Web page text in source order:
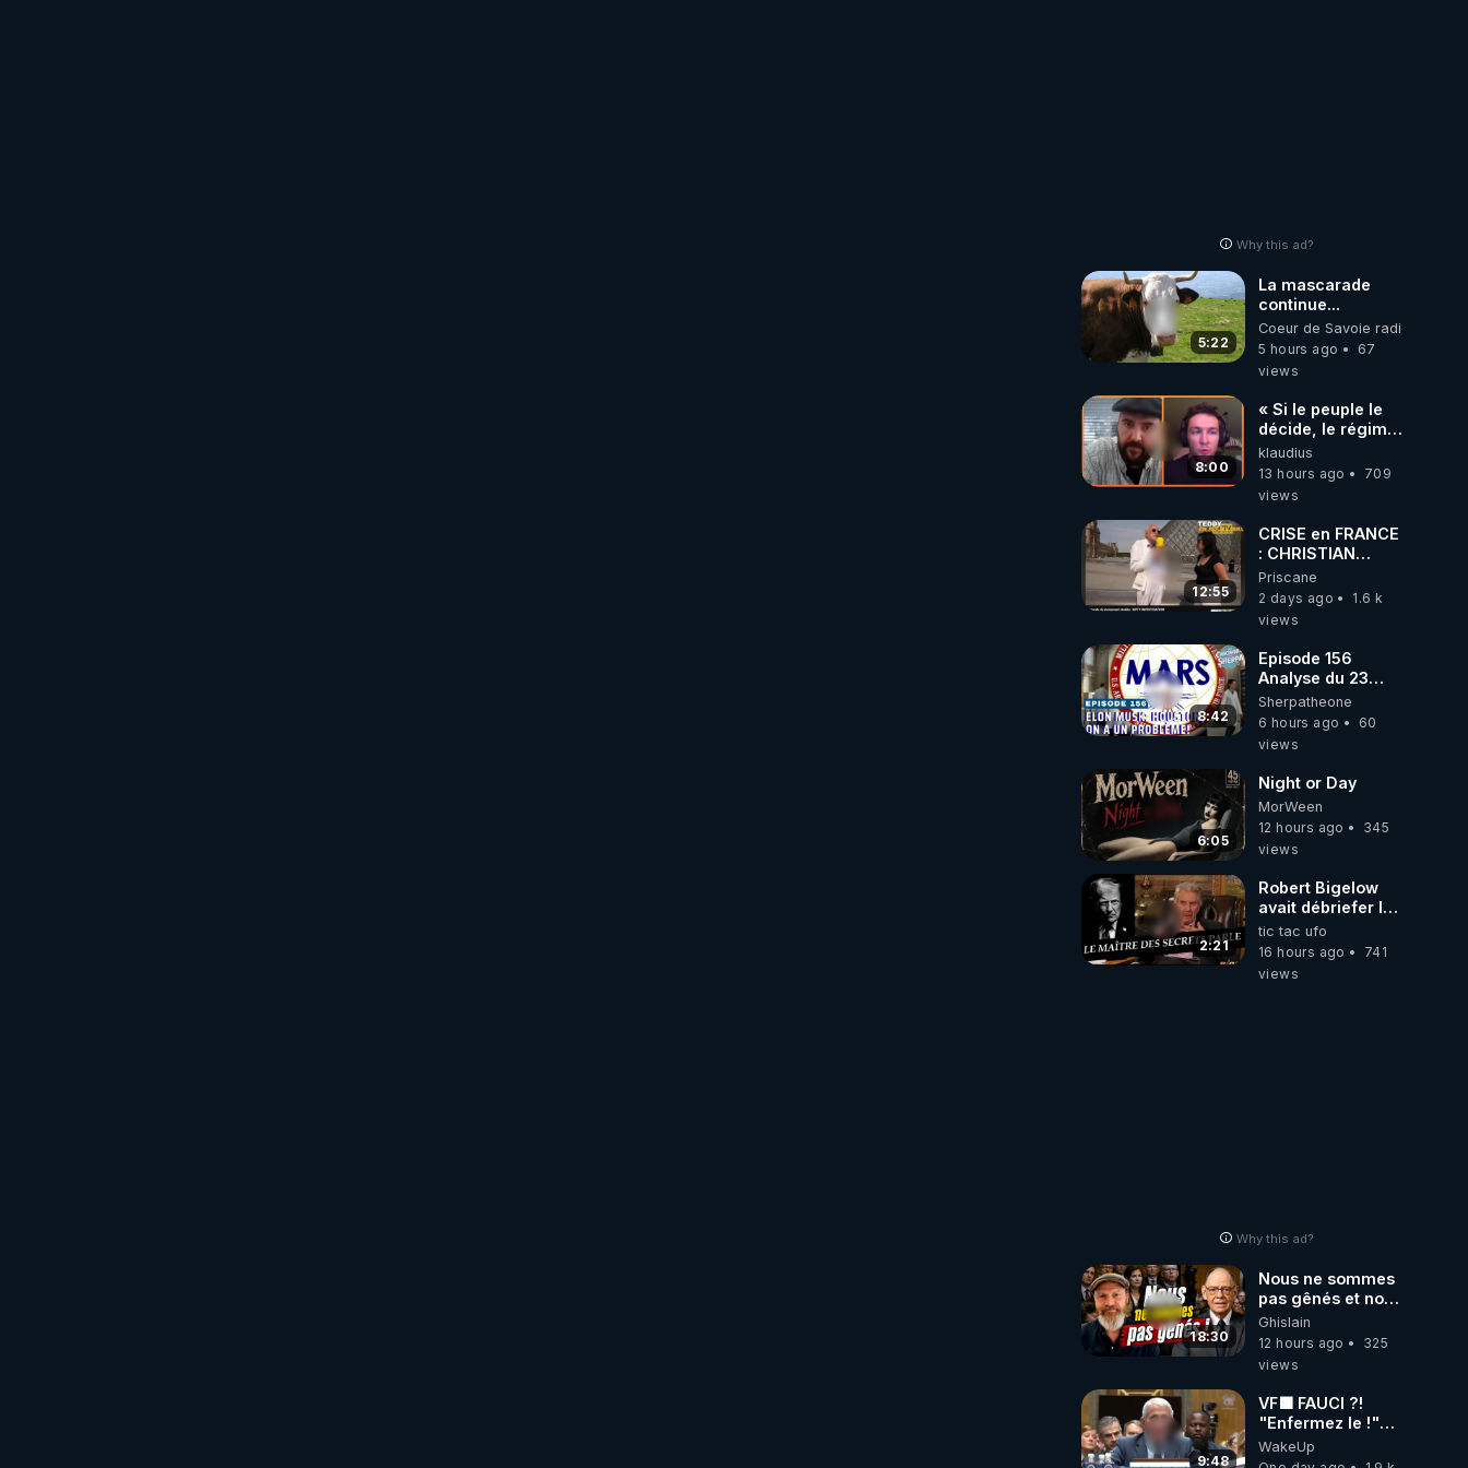
Why this ad?
5:22
La mascarade
continue...
Coeur de Savoie radioweb TV
5 hours ago
67
views
8:00
« Si le peuple le
décide, le régime
peut tomber
demain ! »
klaudius
13 hours ago
709
views
12:55
CRISE en FRANCE
: CHRISTIAN
COTTEN FAIT une
étrange
découverte
Priscane
2 days ago
1.6 k
views
8:42
Episode 156
Analyse du 23
février 2025 Elon
Musk : Houston ,
on a un problème
Sherpatheone
6 hours ago
60
views
6:05
Night or Day
MorWeen
12 hours ago
345
views
2:21
Robert Bigelow
avait débriefer le
pédophile
génocidaire de
donald j trump
tic tac ufo
16 hours ago
741
views
Why this ad?
18:30
Nous ne sommes
pas gênés et nous
n’avons pas
besoin de nous
excuser ! #jw
#collegecentral
Ghislain
12 hours ago
325
views
9:48
VF🟩 FAUCI ?!
"Enfermez le !"
(Lock him up!) -
Quartz Traduction
WakeUp